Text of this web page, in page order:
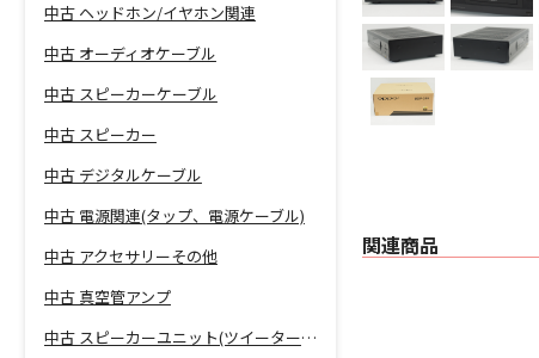
中古 ヘッドホン/イヤホン関連
中古 オーディオケーブル
中古 スピーカーケーブル
中古 スピーカー
中古 デジタルケーブル
中古 電源関連(タップ、電源ケーブル)
中古 アクセサリーその他
中古 真空管アンプ
中古 スピーカーユニット(ツイーター、ウーファー等)
関連商品